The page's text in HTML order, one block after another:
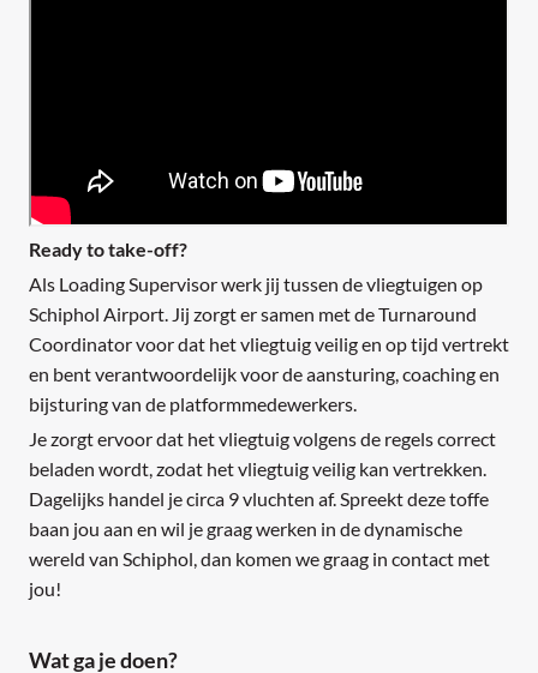
Ready to take-off?
Als Loading Supervisor werk jij tussen de vliegtuigen op
Schiphol Airport. Jij zorgt er samen met de Turnaround
Coordinator voor dat het vliegtuig veilig en op tijd vertrekt
en bent verantwoordelijk voor de aansturing, coaching en
bijsturing van de platformmedewerkers.
Je zorgt ervoor dat het vliegtuig volgens de regels correct
beladen wordt, zodat het vliegtuig veilig kan vertrekken.
Dagelijks handel je circa 9 vluchten af. Spreekt deze toffe
baan jou aan en wil je graag werken in de dynamische
wereld van Schiphol, dan komen we graag in contact met
jou!
Wat ga je doen?